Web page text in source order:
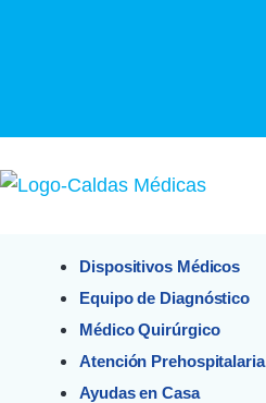
Dispositivos Médicos
Equipo de Diagnóstico
Médico Quirúrgico
Atención Prehospitalaria
Ayudas en Casa